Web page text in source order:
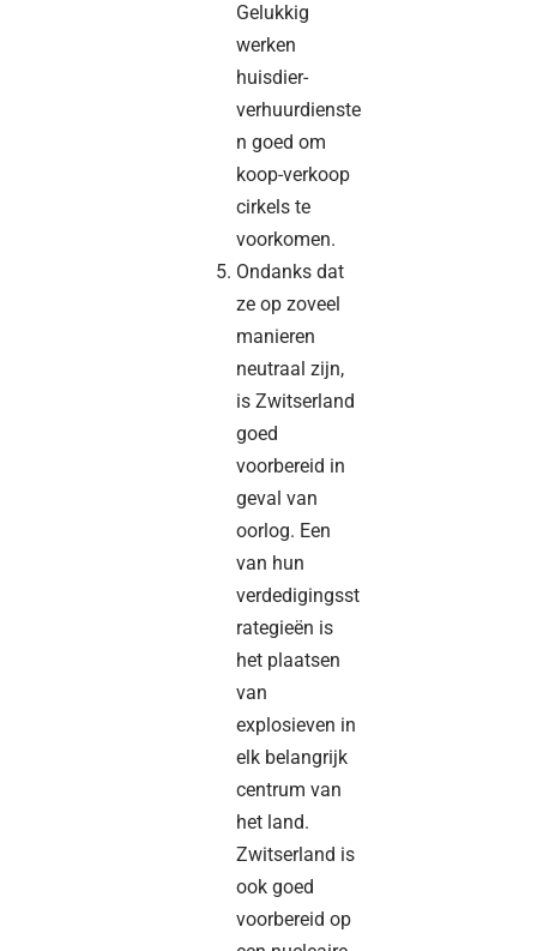
Gelukkig
werken
huisdier-
verhuurdienste
n goed om
koop-verkoop
cirkels te
voorkomen.
Ondanks dat
ze op zoveel
manieren
neutraal zijn,
is Zwitserland
goed
voorbereid in
geval van
oorlog. Een
van hun
verdedigingsst
rategieën is
het plaatsen
van
explosieven in
elk belangrijk
centrum van
het land.
Zwitserland is
ook goed
voorbereid op